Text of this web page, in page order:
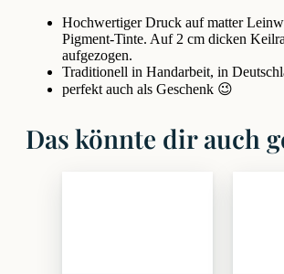
Hochwertiger Druck auf matter
Pigment-Tinte. Auf 2 cm dicken
aufgezogen.
Traditionell in Handarbeit, in
perfekt auch als Geschenk 😉
Das könnte dir auch